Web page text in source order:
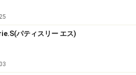
、烏賊、栗、イクラを乗せたち
厳選された素材も良好。特筆す
錦糸玉子と、焼き海苔の細さ！
ちな御飯すら、「木乃婦」では丁
パティスリー エス)